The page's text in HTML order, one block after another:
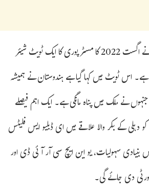
واضح رہے کہ آپ لیڈروں نے اگست 2022 کا مسٹر پوری کا ایک ٹویٹ شیئر
اس ٹویٹ میں کہا گیا ہے ہندوستان نے ہمیشہ
نے ملک میں پناہ مانگی ہے۔ ایک اہم فیصلے
کو دہلی کے بکر والا علاقے میں ای ڈبلیو ایس فلیٹس
بنیادی سہولیات، یو این ایچ سی آر آئی ڈی اور